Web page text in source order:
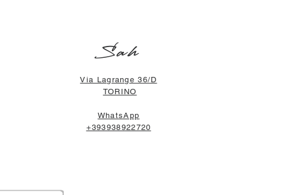
Sah
Via Lagrange 36/D
TORINO
WhatsApp
+393938922720